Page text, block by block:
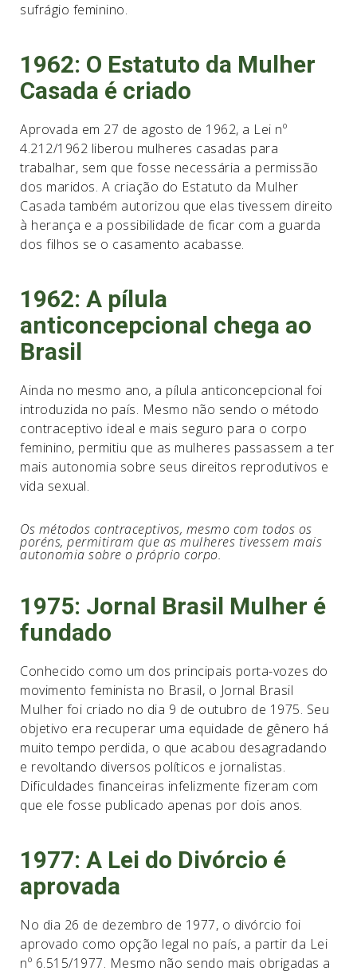
sufrágio feminino.
1962: O Estatuto da Mulher
Casada é criado
Aprovada em 27 de agosto de 1962, a Lei nº
4.212/1962 liberou mulheres casadas para
trabalhar, sem que fosse necessária a permissão
dos maridos. A criação do Estatuto da Mulher
Casada também autorizou que elas tivessem direito
à herança e a possibilidade de ficar com a guarda
dos filhos se o casamento acabasse.
1962: A pílula
anticoncepcional chega ao
Brasil
Ainda no mesmo ano, a pílula anticoncepcional foi
introduzida no país. Mesmo não sendo o método
contraceptivo ideal e mais seguro para o corpo
feminino, permitiu que as mulheres passassem a ter
mais autonomia sobre seus direitos reprodutivos e
vida sexual.
Os métodos contraceptivos, mesmo com todos os
poréns, permitiram que as mulheres tivessem mais
autonomia sobre o próprio corpo.
1975: Jornal Brasil Mulher é
fundado
Conhecido como um dos principais porta-vozes do
movimento feminista no Brasil, o Jornal Brasil
Mulher foi criado no dia 9 de outubro de 1975. Seu
objetivo era recuperar uma equidade de gênero há
muito tempo perdida, o que acabou desagradando
e revoltando diversos políticos e jornalistas.
Dificuldades financeiras infelizmente fizeram com
que ele fosse publicado apenas por dois anos.
1977: A Lei do Divórcio é
aprovada
No dia 26 de dezembro de 1977, o divórcio foi
aprovado como opção legal no país, a partir da Lei
nº 6.515/1977. Mesmo não sendo mais obrigadas a